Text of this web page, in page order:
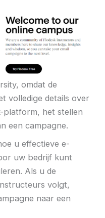
omdat de
volledige details over
platform, het stellen
een campagne.
u effectieve e-
uw bedrijf kunt
Als u de
volgt,
naar een